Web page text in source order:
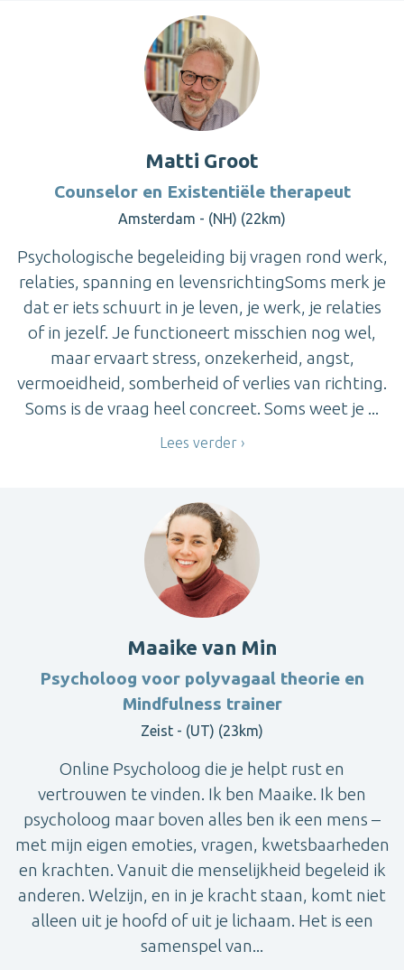
Matti Groot
Counselor en Existentiële therapeut
Amsterdam - (NH) (22km)
Psychologische begeleiding bij vragen rond werk,
relaties, spanning en levensrichtingSoms merk je
dat er iets schuurt in je leven, je werk, je relaties
of in jezelf. Je functioneert misschien nog wel,
maar ervaart stress, onzekerheid, angst,
vermoeidheid, somberheid of verlies van richting.
Soms is de vraag heel concreet. Soms weet je ...
Lees verder
Maaike van Min
Psycholoog voor polyvagaal theorie en
Mindfulness trainer
Zeist - (UT) (23km)
Online Psycholoog die je helpt rust en
vertrouwen te vinden. Ik ben Maaike. Ik ben
psycholoog maar boven alles ben ik een mens –
met mijn eigen emoties, vragen, kwetsbaarheden
en krachten. Vanuit die menselijkheid begeleid ik
anderen. Welzijn, en in je kracht staan, komt niet
alleen uit je hoofd of uit je lichaam. Het is een
samenspel van...